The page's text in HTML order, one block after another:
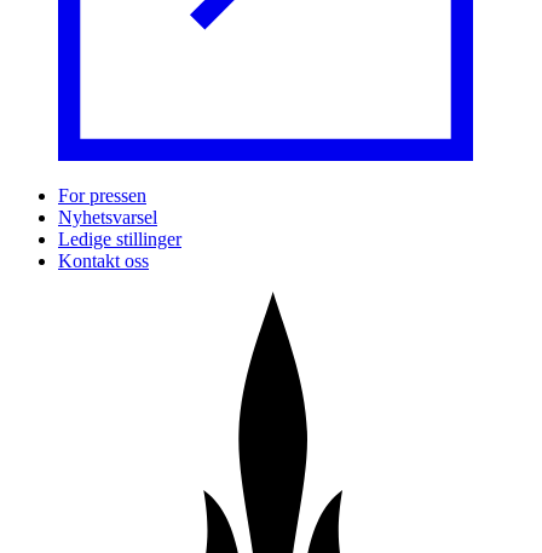
For pressen
Nyhetsvarsel
Ledige stillinger
Kontakt oss